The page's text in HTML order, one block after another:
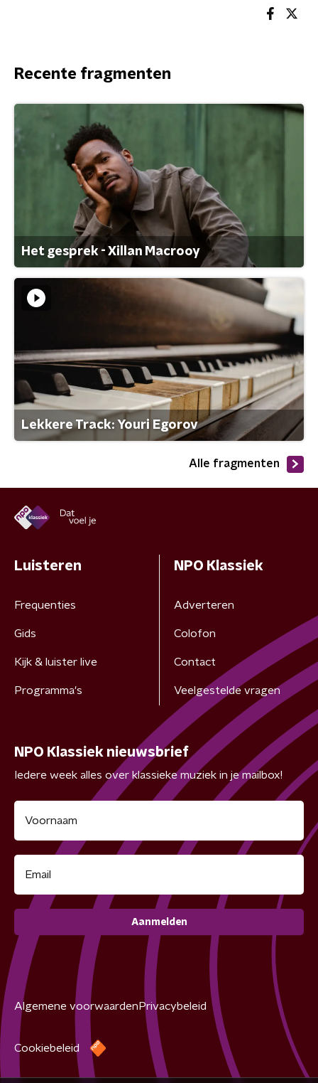
Recente fragmenten
Het gesprek - Xillan Macrooy
Lekkere Track: Youri Egorov
Alle fragmenten
Luisteren
Frequenties
Gids
Kijk & luister live
Programma's
NPO Klassiek
Adverteren
Colofon
Contact
Veelgestelde vragen
NPO Klassiek nieuwsbrief
Iedere week alles over klassieke muziek in je mailbox!
Aanmelden
Algemene voorwaarden Privacybeleid
Cookiebeleid